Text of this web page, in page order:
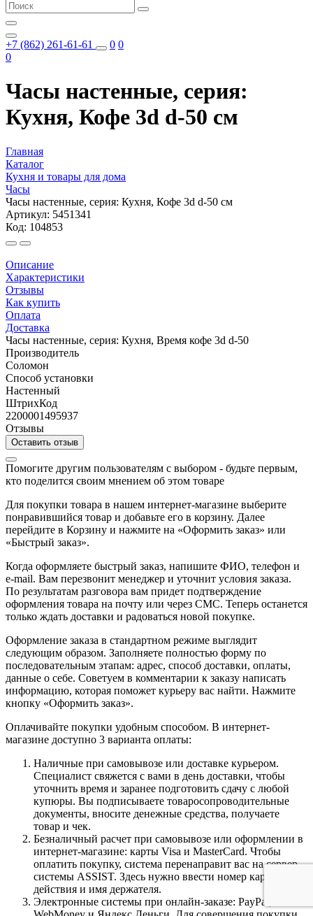
+7 (862) 261-61-61 0 0
0
Часы настенные, серия:
Кухня, Кофе 3d d-50 см
Главная
Каталог
Кухня и товары для дома
Часы
Часы настенные, серия: Кухня, Кофе 3d d-50 см
Артикул: 5451341
Код: 104853
Описание
Характеристики
Отзывы
Как купить
Оплата
Доставка
Часы настенные, серия: Кухня, Время кофе 3d d-50
Производитель
Соломон
Способ установки
Настенный
ШтрихКод
2200001495937
Отзывы
Оставить отзыв
Помогите другим пользователям с выбором - будьте первым,
кто поделится своим мнением об этом товаре
Для покупки товара в нашем интернет-магазине выберите
понравившийся товар и добавьте его в корзину. Далее
перейдите в Корзину и нажмите на «Оформить заказ» или
«Быстрый заказ».
Когда оформляете быстрый заказ, напишите ФИО, телефон и
e-mail. Вам перезвонит менеджер и уточнит условия заказа.
По результатам разговора вам придет подтверждение
оформления товара на почту или через СМС. Теперь останется
только ждать доставки и радоваться новой покупке.
Оформление заказа в стандартном режиме выглядит
следующим образом. Заполняете полностью форму по
последовательным этапам: адрес, способ доставки, оплаты,
данные о себе. Советуем в комментарии к заказу написать
информацию, которая поможет курьеру вас найти. Нажмите
кнопку «Оформить заказ».
Оплачивайте покупки удобным способом. В интернет-
магазине доступно 3 варианта оплаты:
Наличные при самовывозе или доставке курьером.
Специалист свяжется с вами в день доставки, чтобы
уточнить время и заранее подготовить сдачу с любой
купюры. Вы подписываете товаросопроводительные
документы, вносите денежные средства, получаете
товар и чек.
Безналичный расчет при самовывозе или оформлении в
интернет-магазине: карты Visa и MasterCard. Чтобы
оплатить покупку, система перенаправит вас на сервер
системы ASSIST. Здесь нужно ввести номер карты, срок
действия и имя держателя.
Электронные системы при онлайн-заказе: PayPal,